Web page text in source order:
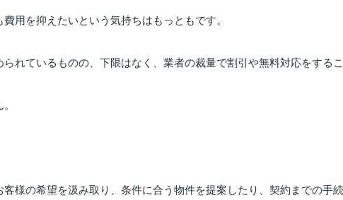
費用を抑え たいという 気持ちは もっともです。
られている ものの、 下限はなく、 業者の裁量で割引や無料対応をする こ
客様の希望を汲み取り、 条件に合う 物件を提案 した り、 契約 までの手続